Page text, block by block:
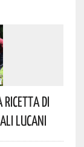
Ricetta Di
Lucani